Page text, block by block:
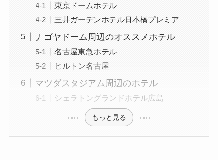
東京ドームホテル
三井ガーデンホテル日本橋プレミア
ナゴヤドーム周辺のオススメホテル
名古屋東急ホテル
ヒルトン名古屋
マツダスタジアム周辺のホテル
シェラトングランドホテル広島
もっと見る